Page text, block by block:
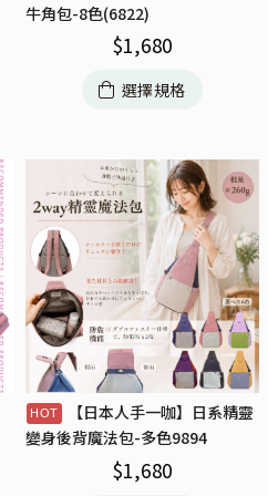
牛角包-8色(6822)
$1,680
選擇規格
【日本人手一咖】日系精靈
變身後背魔法包-多色9894
$1,680